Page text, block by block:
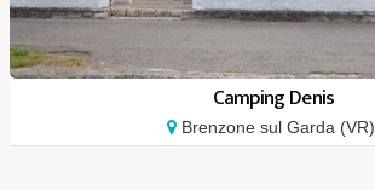
Camping Denis
Brenzone sul Garda (VR)